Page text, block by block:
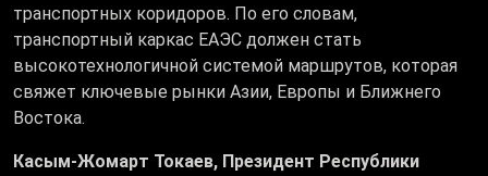
транспортных коридоров. По его словам,
транспортный каркас ЕАЭС должен стать
высокотехнологичной системой маршрутов, которая
свяжет ключевые рынки Азии, Европы и Ближнего
Востока.
Касым-Жомарт Токаев, Президент Республики